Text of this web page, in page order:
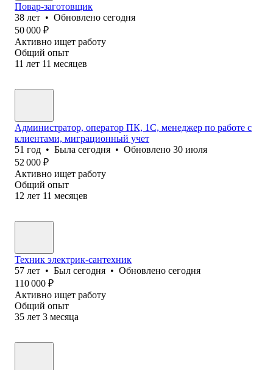
Повар-заготовщик
38 лет • Обновлено сегодня
50 000 ₽
Активно ищет работу
Общий опыт
11 лет 11 месяцев
Администратор, оператор ПК, 1С, менеджер по работе с
клиентами, миграционный учет
51 год • Была сегодня • Обновлено 30 июля
52 000 ₽
Активно ищет работу
Общий опыт
12 лет 11 месяцев
Техник электрик-сантехник
57 лет • Был сегодня • Обновлено сегодня
110 000 ₽
Активно ищет работу
Общий опыт
35 лет 3 месяца